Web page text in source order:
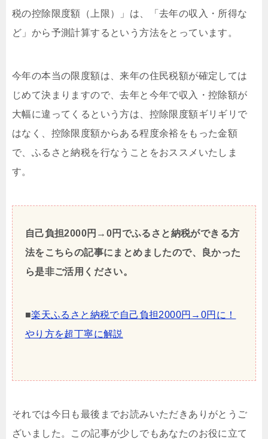
税の控除限度額（上限）」は、「去年の収入・所得な
ど」から予測計算するという方法をとっています。
今年の本当の限度額は、来年の住民税額が確定しては
じめて決まりますので、去年と今年で収入・控除額が
大幅に違ってくるという方は、控除限度額ギリギリで
はなく、控除限度額からある程度余裕をもった金額
で、ふるさと納税を行なうことをおススメいたしま
す。
自己負担2000円→0円でふるさと納税ができる方
法をこちらの記事にまとめましたので、良かった
ら是非ご活用ください。
■楽天ふるさと納税で自己負担2000円→0円に！
やり方を超丁寧に解説
それでは今日も最後までお読みいただきありがとうご
ざいました。この記事が少しでもあなたのお役に立て